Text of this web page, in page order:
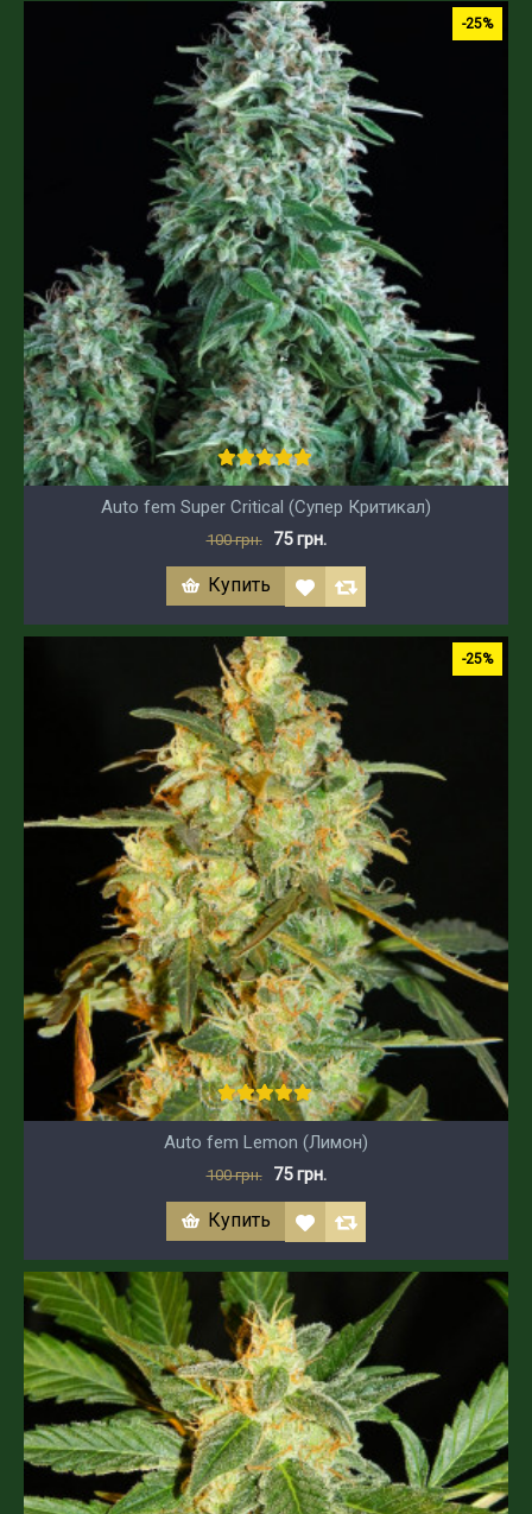
-25%
Auto fem Super Critical (Супер Критикал)
100 грн. 75 грн.
Купить
-25%
Auto fem Lemon (Лимон)
100 грн. 75 грн.
Купить